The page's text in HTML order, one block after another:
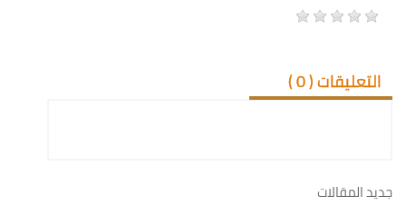
التعليقات (0
)
جديد المقالات